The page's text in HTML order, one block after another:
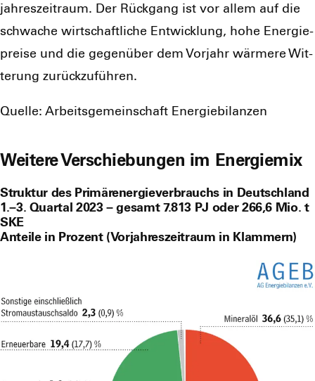
jah­res­zeit­raum. Der Rück­gang ist vor allem auf die
schwa­che wirt­schaft­li­che Ent­wick­lung, hohe Ener­gie­
prei­se und die gegen­über dem Vor­jahr wär­me­re Wit­
te­rung zurück­zu­füh­ren.
Quel­le: Arbeits­ge­mein­schaft Ener­gie­bi­lan­zen
Weitere Verschiebungen im Energiemix
Struktur des Primärenergieverbrauchs in Deutschland
1.–3. Quartal 2023 – gesamt 7.813 PJ oder 266,6 Mio. t
SKE
Anteile in Prozent (Vorjahreszeitraum in Klammern)